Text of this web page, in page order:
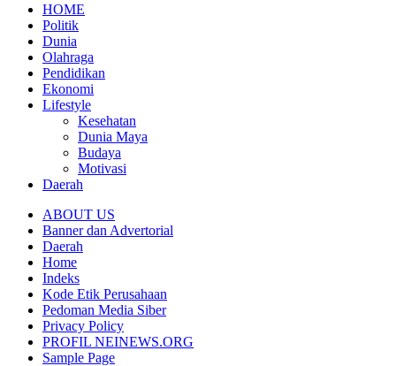
HOME
Politik
Dunia
Olahraga
Pendidikan
Ekonomi
Lifestyle
Kesehatan
Dunia Maya
Budaya
Motivasi
Daerah
ABOUT US
Banner dan Advertorial
Daerah
Home
Indeks
Kode Etik Perusahaan
Pedoman Media Siber
Privacy Policy
PROFIL NEINEWS.ORG
Sample Page